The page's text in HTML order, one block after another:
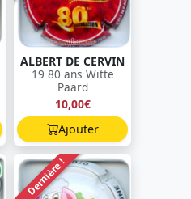
ALBERT DE CERVIN
19 80 ans Witte
Paard
10,00€
Ajouter
Dernière !